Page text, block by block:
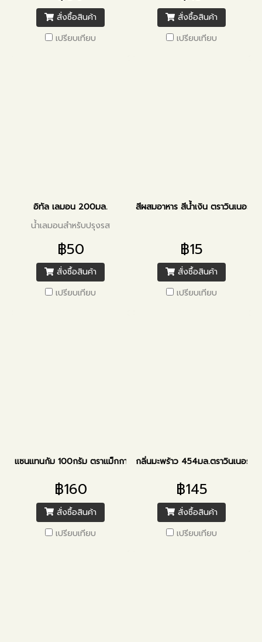
สั่งซื้อสินค้า
เปรียบเทียบ
สั่งซื้อสินค้า
เปรียบเทียบ
อิทัล เลมอน 200มล.
น้ำเลมอนสำหรับปรุงรส
฿50
สั่งซื้อสินค้า
เปรียบเทียบ
สีผสมอาหาร สีน้ำเงิน ตราวินเนอร์
฿15
สั่งซื้อสินค้า
เปรียบเทียบ
แซนแทนกัม 100กรัม ตราแม็กกาแรต
฿160
สั่งซื้อสินค้า
เปรียบเทียบ
กลิ่นมะพร้าว 454มล.ตราวินเนอร์
฿145
สั่งซื้อสินค้า
เปรียบเทียบ